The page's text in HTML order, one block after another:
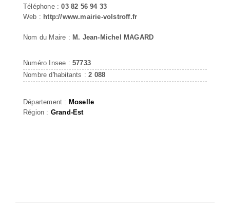
Téléphone :03 82 56 94 33
Web : http://www.mairie-volstroff.fr
Nom du Maire : M. Jean-Michel MAGARD
Numéro Insee : 57733
Nombre d'habitants :2 088
Département : Moselle
Région : Grand-Est